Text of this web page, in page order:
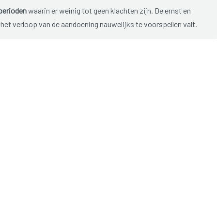
waarin er weinig tot geen klachten zijn. De ernst en
verloop van de aandoening nauwelijks te voorspellen valt.
aanslaat, kan een chirurgische ingreep noodzakelijk zijn.
darm of vernauwingen verwijderd worden. Soms wordt
stoma kan ook tijdelijk aangelegd worden om de darm tot
kans om darmkanker te krijgen.